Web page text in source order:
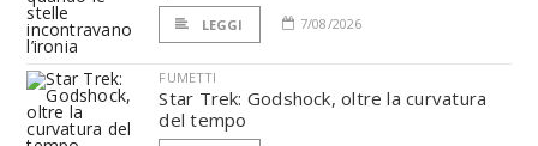
LEGGI 7/08/2026
FUMETTI
Star Trek: Godshock, oltre la curvatura
del tempo